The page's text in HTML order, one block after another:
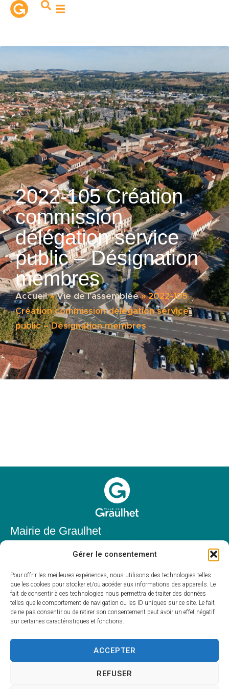
Gérer le consentement
Pour offrir les meilleures expériences, nous utilisons des technologies telles
que les cookies pour stocker et/ou accéder aux informations des appareils. Le
fait de consentir à ces technologies nous permettra de traiter des données
telles que le comportement de navigation ou les ID uniques sur ce site. Le fait
de ne pas consentir ou de retirer son consentement peut avoir un effet négatif
sur certaines caractéristiques et fonctions.
ACCEPTER
REFUSER
principal
2022-105 Création
commission
délégation service
public – Désignation
membres
Accueil»Vie de l'assemblée»2022-105
Création commission délégation service
public – Désignation membres
Mairie de Graulhet
81300 Graulhet
05 63 42 85 50
mairie@mairie-graulhet.fr
Horaires d'ouverture
Du lundi au vendredi :